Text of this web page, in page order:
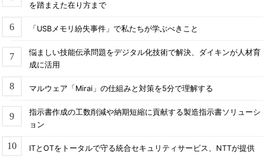
を踏まえた在り方まで
「USBメモリ紛失事件」で私たちが学ぶべきこと
悩ましい技能伝承問題をデジタル化技術で解決、ダイキンが人材育
成に活用
マルウェア「Mirai」の仕組みと対策を5分で理解する
指示書作成の工数削減や納期短縮に貢献する製造指示書ソリューシ
ョン
ITとOTをトータルで守る統合セキュリティサービス、NTTが提供